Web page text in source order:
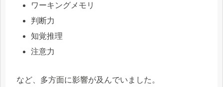
ワーキングメモリ
判断力
知覚推理
注意力
など、多方面に影響が及んでいました。